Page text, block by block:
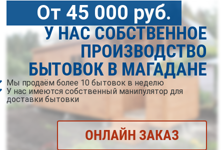
От 45 000 руб.
У НАС СОБСТВЕННОЕ
ПРОИЗВОДСТВО
БЫТОВОК В МАГАДАНЕ
Мы продаём более 10 бытовок в неделю
У нас имеются собственный манипулятор для
доставки бытовки
ОНЛАЙН ЗАКАЗ